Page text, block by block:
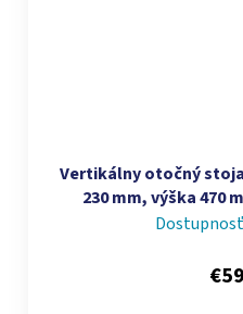
Vertikálny otočný
230 mm, výška 470